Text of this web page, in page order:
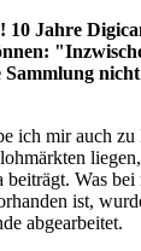
Jahre
ich mir auch zu
Was
ist,
abgearbeitet.